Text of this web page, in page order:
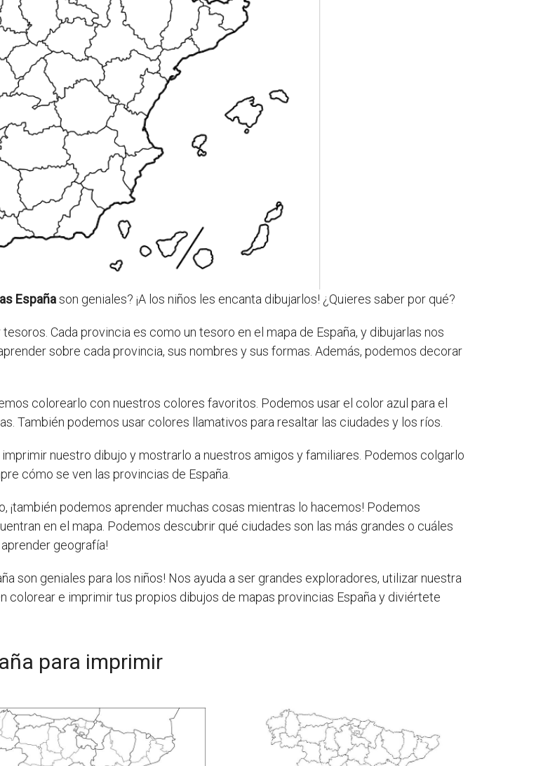
Españason geniales? ¡A los niños les encanta dibujarlos! ¿Quieres saber por qué?
Cada provincia es como un tesoro en el mapa de España, y dibujarlas nos
sobre cada provincia, sus nombres y sus formas. Además, podemos decorar
colorearlo con nuestros colores favoritos. Podemos usar el color azul para el
También podemos usar colores llamativos para resaltar las ciudades y los ríos.
nuestro dibujo y mostrarlo a nuestros amigos y familiares. Podemos colgarlo
cómo se ven las provincias de España.
¡también podemos aprender muchas cosas mientras lo hacemos! Podemos
en el mapa. Podemos descubrir qué ciudades son las más grandes o cuáles
geografía!
son geniales para los niños! Nos ayuda a ser grandes exploradores, utilizar nuestra
colorear e imprimir tus propios dibujos de mapas provincias España y diviértete
para imprimir